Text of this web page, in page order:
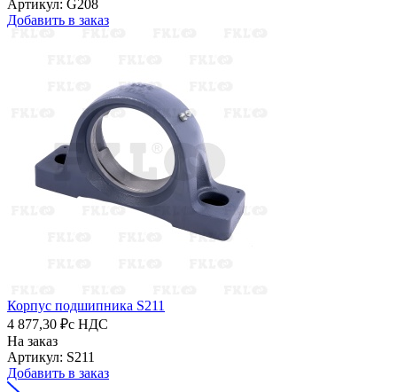
Артикул: G208
Добавить в заказ
Корпус подшипника S211
4 877,30 ₽с НДС
На заказ
Артикул: S211
Добавить в заказ